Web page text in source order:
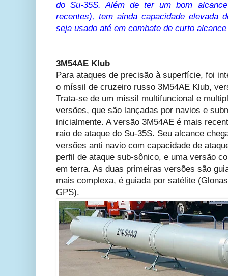
do Su-35S. Além de ter um bom
recentes), tem ainda capacidade elevada
seja usado até em combate de curto
3M54AE Klub
Para ataques de precisão à superfície, foi
o míssil de cruzeiro russo 3M54AE Klub,
Trata-se de um míssil multifuncional e
versões, que são lançadas por navios e
inicialmente. A versão 3M54AE é mais
raio de ataque do Su-35S. Seu alcance
versões anti navio com capacidade de
perfil de ataque sub-sônico, e uma versão
em terra. As duas primeiras versões são
mais complexa, é guiada por satélite
GPS).